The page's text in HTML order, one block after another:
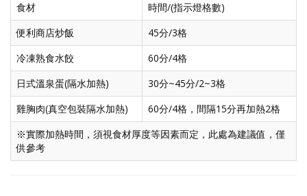
食材
時間/(指示燈格數)
便利商店炒飯
45分/3格
冷凍熟食水餃
60分/4格
日式溫泉蛋(隔水加熱)
30分~45分/2~3格
雞胸肉(真空包裝隔水加熱)
60分/4格，間隔15分再加熱2格
※實際加熱時間，須視食材厚度等因素而定，此處為建議值，僅
供參考